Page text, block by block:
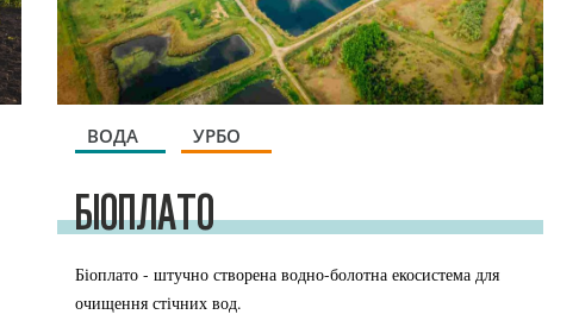
ВОДА УРБО
БІОПЛАТО
Біоплато - штучно створена водно-болотна екосистема для
очищення стічних вод.